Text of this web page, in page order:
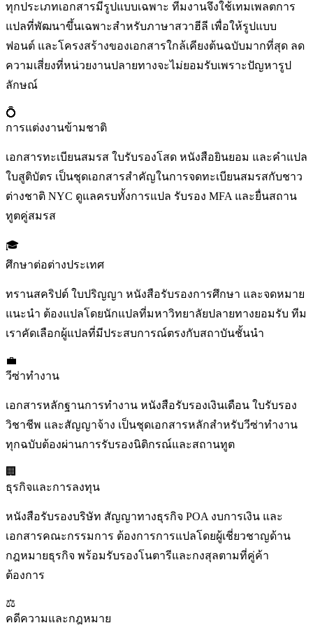
ทุกประเภทเอกสารมีรูปแบบเฉพาะ ทีมงานจึงใช้เทมเพลตการ
แปลที่พัฒนาขึ้นเฉพาะสำหรับภาษาสวาฮีลี เพื่อให้รูปแบบ
ฟอนต์ และโครงสร้างของเอกสารใกล้เคียงต้นฉบับมากที่สุด ลด
ความเสี่ยงที่หน่วยงานปลายทางจะไม่ยอมรับเพราะปัญหารูป
ลักษณ์
💍
การแต่งงานข้ามชาติ
เอกสารทะเบียนสมรส ใบรับรองโสด หนังสือยินยอม และคำแปล
ใบสูติบัตร เป็นชุดเอกสารสำคัญในการจดทะเบียนสมรสกับชาว
ต่างชาติ NYC ดูแลครบทั้งการแปล รับรอง MFA และยื่นสถาน
ทูตคู่สมรส
🎓
ศึกษาต่อต่างประเทศ
ทรานสคริปต์ ใบปริญญา หนังสือรับรองการศึกษา และจดหมาย
แนะนำ ต้องแปลโดยนักแปลที่มหาวิทยาลัยปลายทางยอมรับ ทีม
เราคัดเลือกผู้แปลที่มีประสบการณ์ตรงกับสถาบันชั้นนำ
💼
วีซ่าทำงาน
เอกสารหลักฐานการทำงาน หนังสือรับรองเงินเดือน ใบรับรอง
วิชาชีพ และสัญญาจ้าง เป็นชุดเอกสารหลักสำหรับวีซ่าทำงาน
ทุกฉบับต้องผ่านการรับรองนิติกรณ์และสถานทูต
🏢
ธุรกิจและการลงทุน
หนังสือรับรองบริษัท สัญญาทางธุรกิจ POA งบการเงิน และ
เอกสารคณะกรรมการ ต้องการการแปลโดยผู้เชี่ยวชาญด้าน
กฎหมายธุรกิจ พร้อมรับรองโนตารีและกงสุลตามที่คู่ค้า
ต้องการ
⚖️
คดีความและกฎหมาย